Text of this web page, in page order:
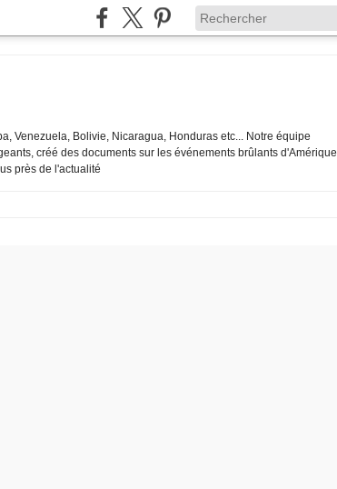
Venezuela, Bolivie, Nicaragua, Honduras etc... Notre équipe
créé des documents sur les événements brûlants d'Amérique
près de l'actualité